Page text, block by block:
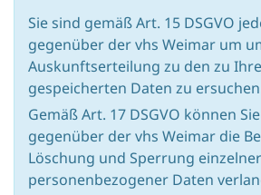
Sie sind gemäß Art. 15 DSGVO
gegenüber der vhs Weimar um
Auskunftserteilung zu den zu
gespeicherten Daten zu
Gemäß Art. 17 DSGVO können
gegenüber der vhs Weimar die
Löschung und Sperrung einzelner
personenbezogener Daten